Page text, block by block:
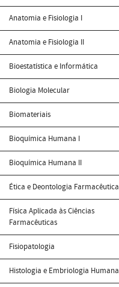
Anatomia e Fisiologia I
Anatomia e Fisiologia II
Bioestatística e Informática
Biologia Molecular
Biomateriais
Bioquímica Humana I
Bioquímica Humana II
Ética e Deontologia Farmacêutica
Física Aplicada às Ciências
Farmacêuticas
Fisiopatologia
Histologia e Embriologia Humana